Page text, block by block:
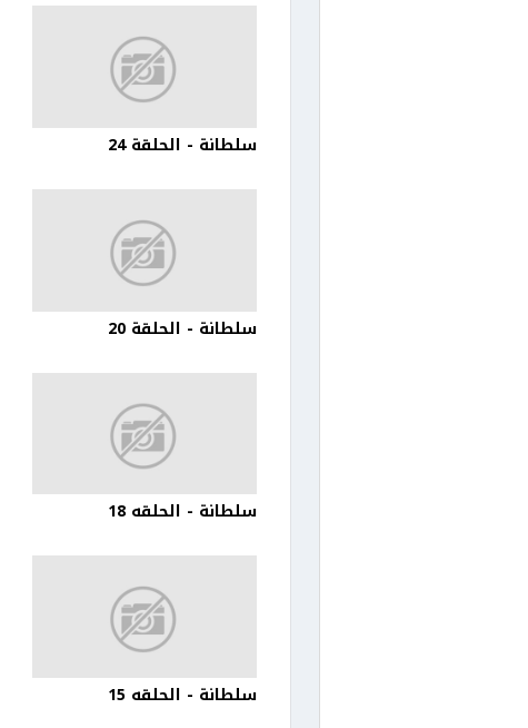
سلطانة - الحلقة 24
سلطانة - الحلقة 20
سلطانة - الحلقه 18
سلطانة - الحلقه 15